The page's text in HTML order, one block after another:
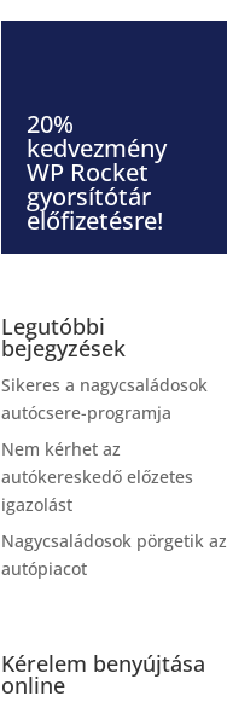
20%
kedvezmény
WP Rocket
gyorsítótár
előfizetésre!
Legutóbbi
bejegyzések
Sikeres a nagycsaládosok
autócsere-programja
Nem kérhet az
autókereskedő előzetes
igazolást
Nagycsaládosok pörgetik az
autópiacot
Kérelem benyújtása
online